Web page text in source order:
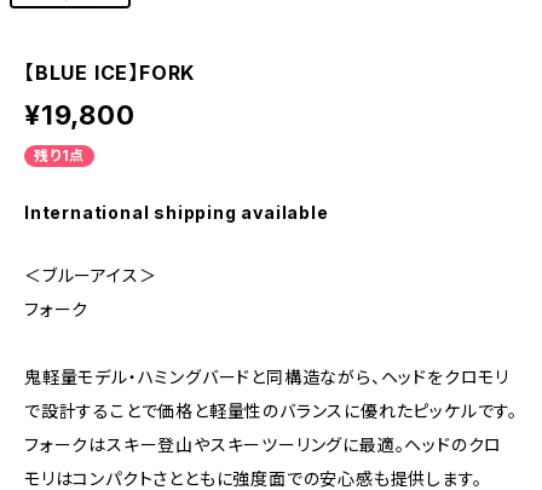
【BLUE ICE】FORK
¥19,800
残り1点
International shipping available
＜ブルーアイス＞
フォーク
鬼軽量モデル・ハミングバードと同構造ながら、ヘッドをクロモリ
で設計することで価格と軽量性のバランスに優れたピッケルです。
フォークはスキー登山やスキーツーリングに最適。ヘッドのクロ
モリはコンパクトさとともに強度面での安心感も提供します。